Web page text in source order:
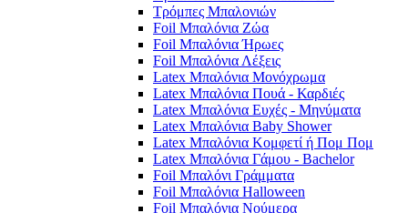
Τρόμπες Μπαλονιών
Foil Μπαλόνια Ζώα
Foil Μπαλόνια Ήρωες
Foil Μπαλόνια Λέξεις
Latex Μπαλόνια Μονόχρωμα
Latex Μπαλόνια Πουά - Καρδιές
Latex Μπαλόνια Ευχές - Μηνύματα
Latex Μπαλόνια Baby Shower
Latex Μπαλόνια Κομφετί ή Πομ Πομ
Latex Μπαλόνια Γάμου - Bachelor
Foil Μπαλόνι Γράμματα
Foil Μπαλόνια Halloween
Foil Μπαλόνια Νούμερα